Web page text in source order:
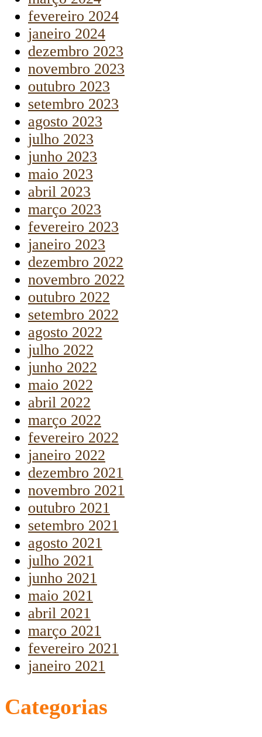
fevereiro 2024
janeiro 2024
dezembro 2023
novembro 2023
outubro 2023
setembro 2023
agosto 2023
julho 2023
junho 2023
maio 2023
abril 2023
março 2023
fevereiro 2023
janeiro 2023
dezembro 2022
novembro 2022
outubro 2022
setembro 2022
agosto 2022
julho 2022
junho 2022
maio 2022
abril 2022
março 2022
fevereiro 2022
janeiro 2022
dezembro 2021
novembro 2021
outubro 2021
setembro 2021
agosto 2021
julho 2021
junho 2021
maio 2021
abril 2021
março 2021
fevereiro 2021
janeiro 2021
Categorias